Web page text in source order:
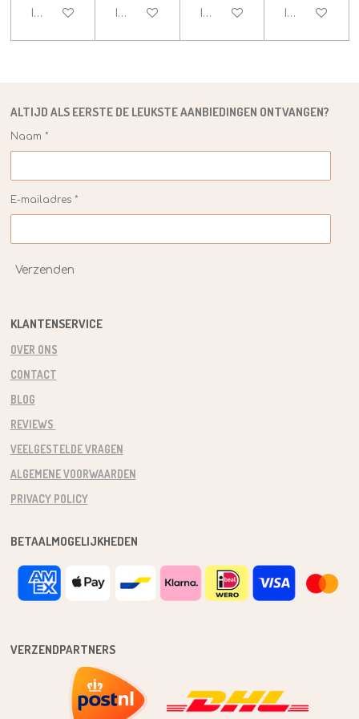
In winkelwagen In winkelwagen In winkelwagen In
ALTIJD ALS EERSTE DE LEUKSTEAANBIEDINGEN ONTVANGEN?
Naam *
E-mailadres *
Verzenden
KLANTENSERVICE
OVER ONS
CONTACT
BLOG
REVIEWS
VEELGESTELDE VRAGEN
ALGEMENE VOORWAARDEN
PRIVACY POLICY
BETAALMOGELIJKHEDEN
VERZENDPARTNERS